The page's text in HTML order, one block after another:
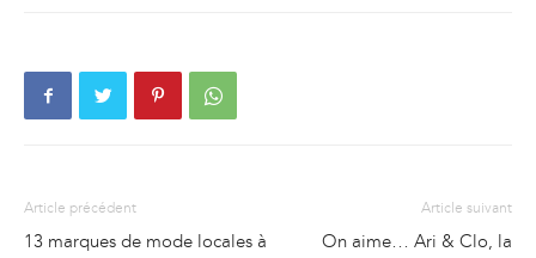
Article précédent
13 marques de mode locales à
Article suivant
On aime… Ari & Clo, la